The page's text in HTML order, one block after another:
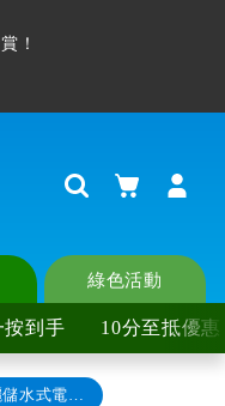
資料，填寫所有帶*必填
暢購物流程。
Search購物車
按到手 10分至抵優惠
綠色活動
GPNB-6SSL 23公升速熱花灑儲水式電熱水爐(包標準安裝)